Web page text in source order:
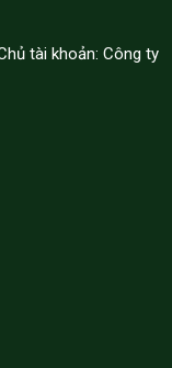
tài khoản: Công ty